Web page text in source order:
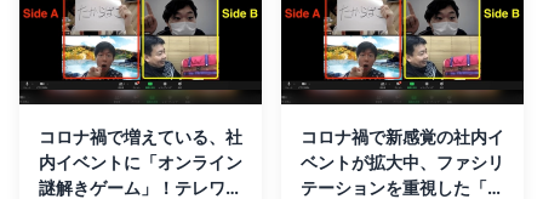
コロナ禍で増えている、社
内イベントに「オンライン
謎解きゲーム」！テレワー
コロナ禍で新感覚の社内イ
ベントが拡大中、ファシリ
テーションを重視した「遊